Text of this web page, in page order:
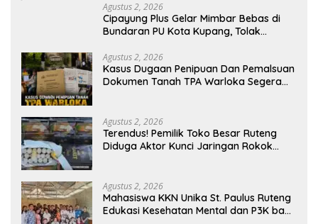
Agustus 2, 2026
Cipayung Plus Gelar Mimbar Bebas di
Bundaran PU Kota Kupang, Tolak
Jokowi
Agustus 2, 2026
Kasus Dugaan Penipuan Dan Pemalsuan
Dokumen Tanah TPA Warloka Segera
Memasuki Fase Krusial
Agustus 2, 2026
Terendus! Pemilik Toko Besar Ruteng
Diduga Aktor Kunci Jaringan Rokok
Agustus 2, 2026
Mahasiswa KKN Unika St. Paulus Ruteng
Edukasi Kesehatan Mental dan P3K bagi